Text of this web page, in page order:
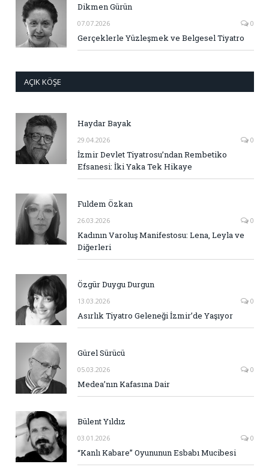
Dikmen Gürün
07.07.2026 0
Gerçeklerle Yüzleşmek ve Belgesel Tiyatro
AÇIK KÖŞE
Haydar Bayak
29.04.2026 0
İzmir Devlet Tiyatrosu’ndan Rembetiko
Efsanesi: İki Yaka Tek Hikaye
Fuldem Özkan
26.03.2026 0
Kadının Varoluş Manifestosu: Lena, Leyla ve
Diğerleri
Özgür Duygu Durgun
13.03.2026 0
Asırlık Tiyatro Geleneği İzmir’de Yaşıyor
Gürel Sürücü
05.03.2026 0
Medea’nın Kafasına Dair
Bülent Yıldız
03.01.2026 0
“Kanlı Kabare” Oyununun Esbabı Mucibesi